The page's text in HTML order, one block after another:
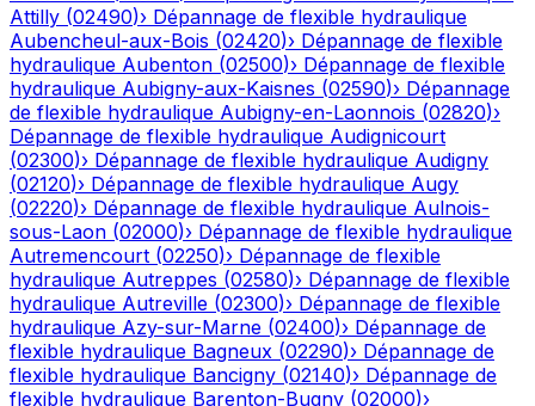
Attilly (02490)› Dépannage de flexible hydraulique
Aubencheul-aux-Bois (02420)› Dépannage de flexible
hydraulique Aubenton (02500)› Dépannage de flexible
hydraulique Aubigny-aux-Kaisnes (02590)› Dépannage
de flexible hydraulique Aubigny-en-Laonnois (02820)›
Dépannage de flexible hydraulique Audignicourt
(02300)› Dépannage de flexible hydraulique Audigny
(02120)› Dépannage de flexible hydraulique Augy
(02220)› Dépannage de flexible hydraulique Aulnois-
sous-Laon (02000)› Dépannage de flexible hydraulique
Autremencourt (02250)› Dépannage de flexible
hydraulique Autreppes (02580)› Dépannage de flexible
hydraulique Autreville (02300)› Dépannage de flexible
hydraulique Azy-sur-Marne (02400)› Dépannage de
flexible hydraulique Bagneux (02290)› Dépannage de
flexible hydraulique Bancigny (02140)› Dépannage de
flexible hydraulique Barenton-Bugny (02000)›